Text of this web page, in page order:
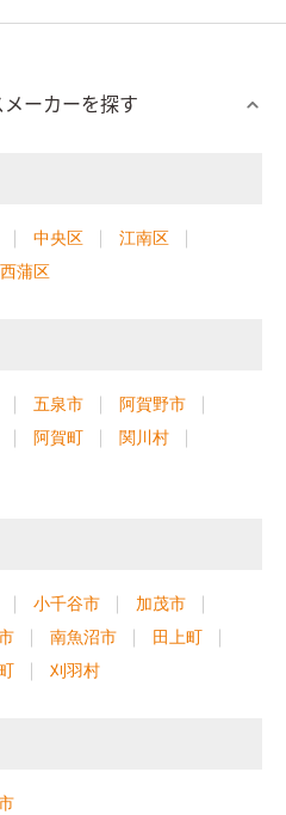
ーカーを探す
中央区
江南区
西蒲区
五泉市
阿賀野市
阿賀町
関川村
小千谷市
加茂市
南魚沼市
田上町
刈羽村